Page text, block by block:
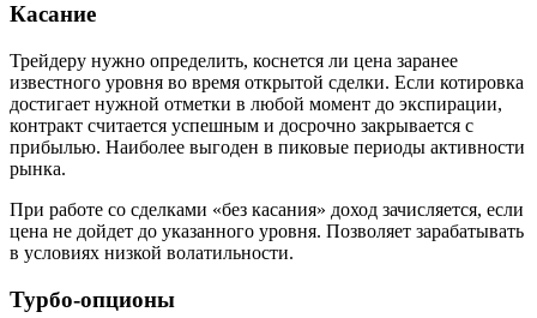
Касание
Трейдеру нужно определить, коснется ли цена заранее
известного уровня во время открытой сделки. Если котировка
достигает нужной отметки в любой момент до экспирации,
контракт считается успешным и досрочно закрывается с
прибылью. Наиболее выгоден в пиковые периоды активности
рынка.
При работе со сделками «без касания» доход зачисляется, если
цена не дойдет до указанного уровня. Позволяет зарабатывать
в условиях низкой волатильности.
Турбо-опционы